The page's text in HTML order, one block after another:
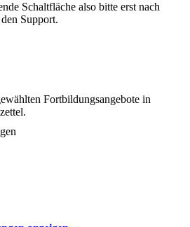
Schaltfläche also bitte erst nach
Support.
Fortbildungsangebote in